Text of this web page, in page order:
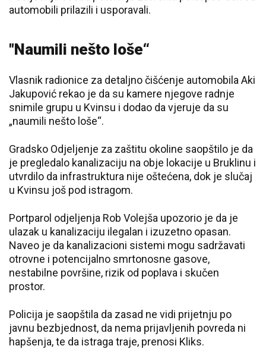
automobili prilazili i usporavali.
"Naumili nešto loše“
Vlasnik radionice za detaljno čišćenje automobila Aki
Jakupović rekao je da su kamere njegove radnje
snimile grupu u Kvinsu i dodao da vjeruje da su
„naumili nešto loše“.
Gradsko Odjeljenje za zaštitu okoline saopštilo je da
je pregledalo kanalizaciju na obje lokacije u Bruklinu i
utvrdilo da infrastruktura nije oštećena, dok je slučaj
u Kvinsu još pod istragom.
Portparol odjeljenja Rob Volejša upozorio je da je
ulazak u kanalizaciju ilegalan i izuzetno opasan.
Naveo je da kanalizacioni sistemi mogu sadržavati
otrovne i potencijalno smrtonosne gasove,
nestabilne površine, rizik od poplava i skučen
prostor.
Policija je saopštila da zasad ne vidi prijetnju po
javnu bezbjednost, da nema prijavljenih povreda ni
hapšenja, te da istraga traje, prenosi Kliks.